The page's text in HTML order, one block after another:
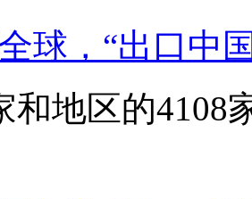
球，“出口中
和地区的4108